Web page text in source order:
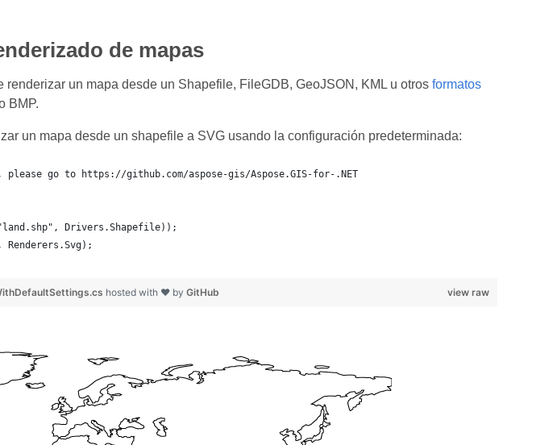
de mapas
un mapa desde un Shapefile, FileGDB, GeoJSON, KML u otros formatos
BMP.
un mapa desde un shapefile a SVG usando la configuración predeterminada:
go to https://github.com/aspose-gis/Aspose.GIS-for-.NET
Drivers.Shapefile));
Renderers.Svg);
view raw
hosted with ❤ by GitHub